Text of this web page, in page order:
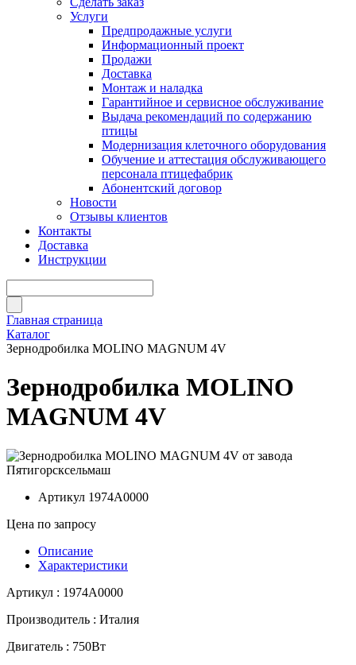
Услуги
Предпродажные услуги
Информационный проект
Продажи
Доставка
Монтаж и наладка
Гарантийное и сервисное обслуживание
Выдача рекомендаций по содержанию
птицы
Модернизация клеточного оборудования
Обучение и аттестация обслуживающего
персонала птицефабрик
Абонентский договор
Новости
Отзывы клиентов
Контакты
Доставка
Инструкции
Главная страница
Каталог
Зернодробилка MOLINO MAGNUM 4V
Зернодробилка MOLINO
MAGNUM 4V
Артикул 1974A0000
Цена по запросу
Описание
Характеристики
Артикул : 1974A0000
Производитель : Италия
Двигатель : 750Вт